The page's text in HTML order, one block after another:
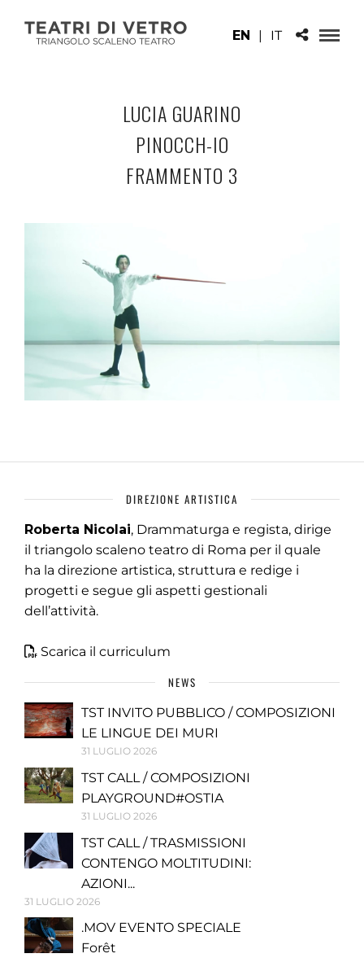
EN | IT
LUCIA GUARINO
PINOCCH-IO
FRAMMENTO 3
DIREZIONE ARTISTICA
Roberta Nicolai, Drammaturga e regista, dirige
il triangolo scaleno teatro di Roma per il quale
ha la direzione artistica, struttura e redige i
progetti e segue gli aspetti gestionali
dell’attività.
Scarica il curriculum
NEWS
TST INVITO PUBBLICO / COMPOSIZIONI
LE LINGUE DEI MURI
31 LUGLIO 2026
TST CALL / COMPOSIZIONI
PLAYGROUND#OSTIA
31 LUGLIO 2026
TST CALL / TRASMISSIONI
CONTENGO MOLTITUDINI:
AZIONI...
31 LUGLIO 2026
.MOV EVENTO SPECIALE
Forêt